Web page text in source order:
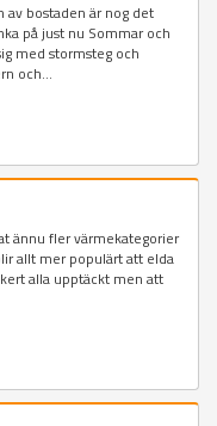
av bostaden är nog det
på just nu Sommar och
med stormsteg och
och...
ännu fler värmekategorier
allt mer populärt att elda
alla upptäckt men att